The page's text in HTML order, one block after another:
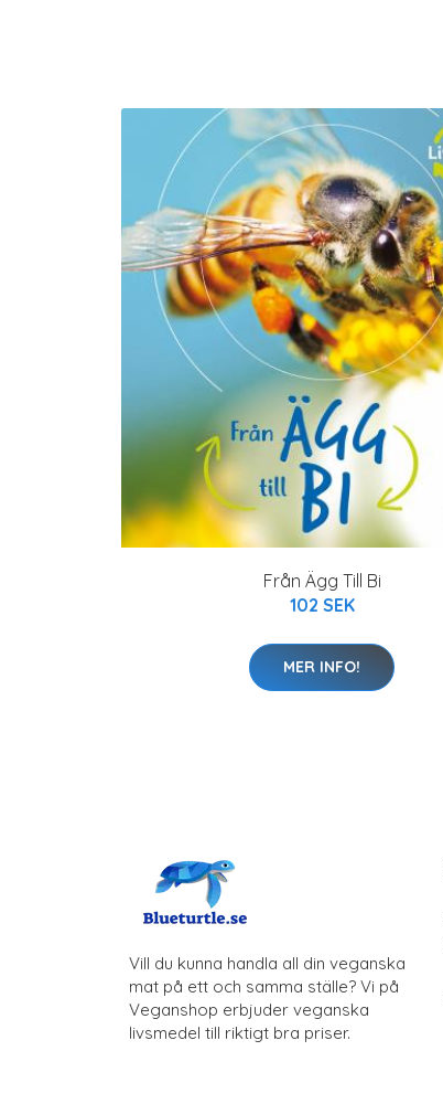
Från Ägg Till Bi
102 SEK
MER INFO!
Vill du kunna handla all din veganska
mat på ett och samma ställe? Vi på
Veganshop erbjuder veganska
livsmedel till riktigt bra priser.